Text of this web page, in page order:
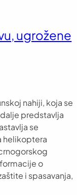
ugrožene
nahiji, koja se
predstavlja
se
helikoptera
o
i spasavanja,